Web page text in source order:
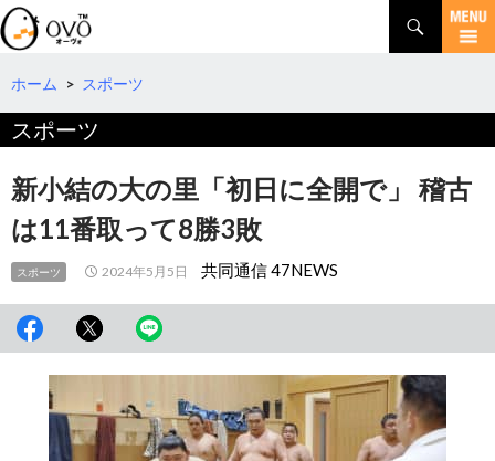
検
索
コ
テ
へ
移
動
ホーム > スポーツ
スポーツ
新小結の大の里「初日に全開で」 稽古
は11番取って8勝3敗
スポーツ 2024年5月5日 共同通信 47NEWS